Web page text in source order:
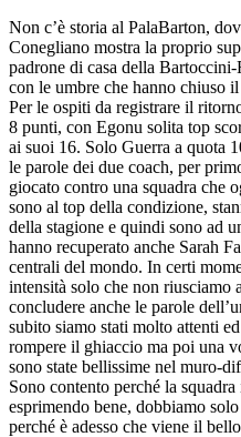
Non c’è storia al PalaBarton,
Conegliano mostra la proprio
padrone di casa della
con le umbre che hanno chiuso
Per le ospiti da registrare il
8 punti, con Egonu solita top
ai suoi 16. Solo Guerra a quota
le parole dei due coach, per
giocato contro una squadra che
sono al top della condizione,
della stagione e quindi sono ad
hanno recuperato anche Sarah
centrali del mondo. In certi
intensità solo che non riusciamo
concludere anche le parole
subito siamo stati molto attenti
rompere il ghiaccio ma poi una
sono state bellissime nel muro-
Sono contento perché la
esprimendo bene, dobbiamo
perché è adesso che viene il